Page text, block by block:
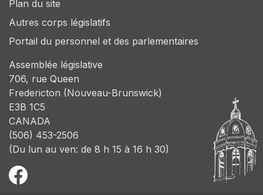
Plan du site
Autres corps législatifs
Portail du personnel et des parlementaires
Assemblée législative
706, rue Queen
Fredericton (Nouveau-Brunswick)
E3B 1C5
CANADA
(506) 453-2506
(Du lun au ven: de 8 h 15 à 16 h 30)